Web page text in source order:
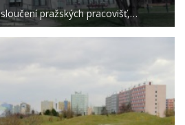
pražských pracovišť,…